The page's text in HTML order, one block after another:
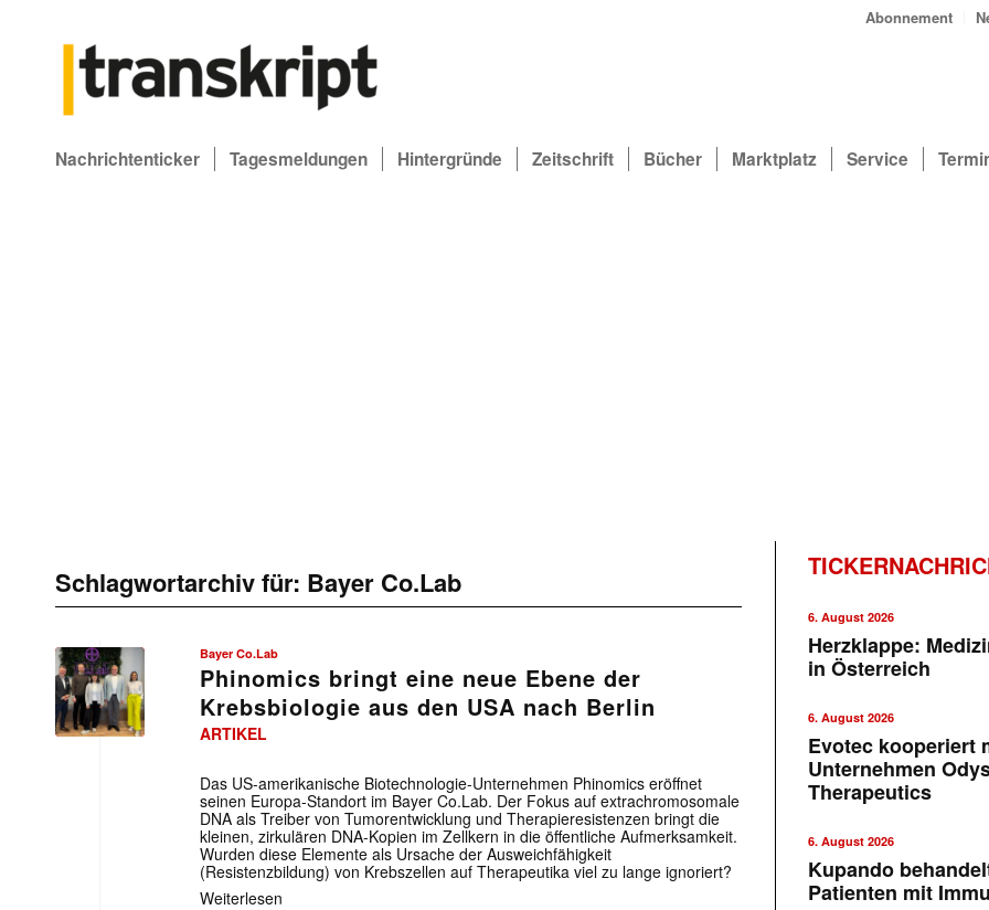
Abonnement
Nachrichtenticker Tagesmeldungen Hintergründe Zeitschrift Bücher Marktplatz Service
Schlagwortarchiv für: Bayer Co.Lab
Bayer Co.Lab
Phinomics bringt eine neue Ebene der
Krebsbiologie aus den USA nach Berlin
ARTIKEL
Das US-amerikanische Biotechnologie-Unternehmen Phinomics eröffnet
seinen Europa-Standort im Bayer Co.Lab. Der Fokus auf extrachromosomale
DNA als Treiber von Tumorentwicklung und Therapieresistenzen bringt die
kleinen, zirkulären DNA-Kopien im Zellkern in die öffentliche Aufmerksamkeit.
Wurden diese Elemente als Ursache der Ausweichfähigkeit
(Resistenzbildung) von Krebszellen auf Therapeutika viel zu lange ignoriert?
Weiterlesen
6. August 2026
Herzklappe:
in Österreich
6. August 2026
Evotec kooperiert
Unternehmen
Therapeutics
6. August 2026
Kupando
Patienten mit